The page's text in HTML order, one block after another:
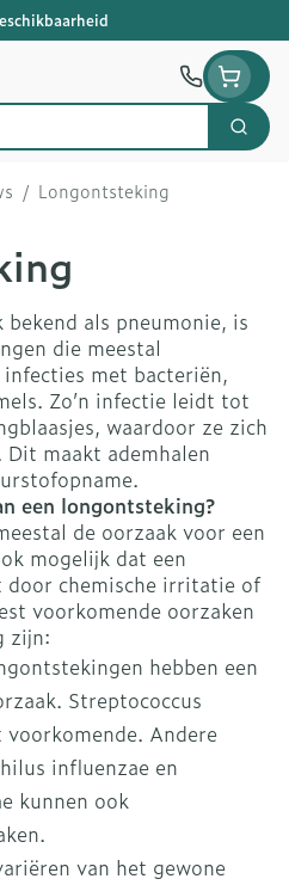
Zoek
/ Longontsteking
als pneumonie, is
die meestal
met bacteriën,
Zo’n infectie leidt tot
waardoor ze zich
maakt ademhalen
een longontsteking?
de oorzaak voor een
mogelijk dat een
chemische irritatie of
voorkomende oorzaken
zijn:
hebben een
Streptococcus
voorkomende. Andere
influenzae en
kunnen ook
van het gewone